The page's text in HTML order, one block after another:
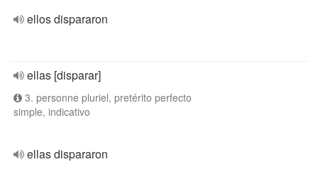
ellos dispararon
ellas [disparar]
3. personne pluriel, pretérito perfecto
simple, indicativo
ellas dispararon